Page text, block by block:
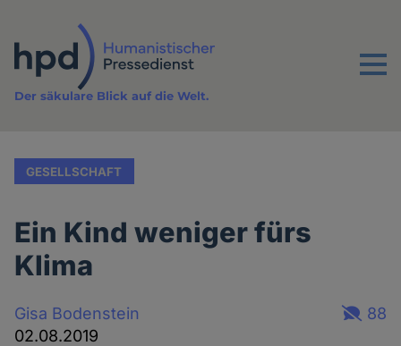
Inhalt
Menu
Der säkulare Blick auf die Welt.
GESELLSCHAFT
Ein Kind weniger fürs
Klima
Gisa Bodenstein
02.08.2019
88